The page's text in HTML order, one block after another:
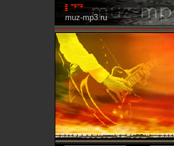
muz-mp3.ru